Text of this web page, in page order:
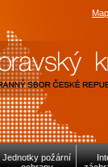
Jednotky požární